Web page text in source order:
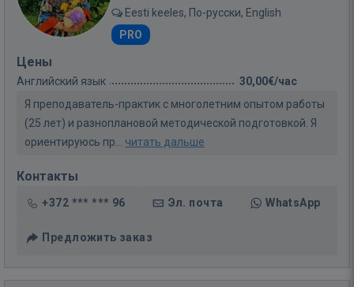
Eesti keeles, По-русски, English
PRO
Цены
Английский язык
30,00€/час
Я преподаватель-практик с многолетним опытом работы
(25 лет) и разноплановой методической подготовкой. Я
ориентируюсь пр... читать дальше
Контакты
+372 *** *** 96 Эл. почта WhatsApp
Предложить заказ